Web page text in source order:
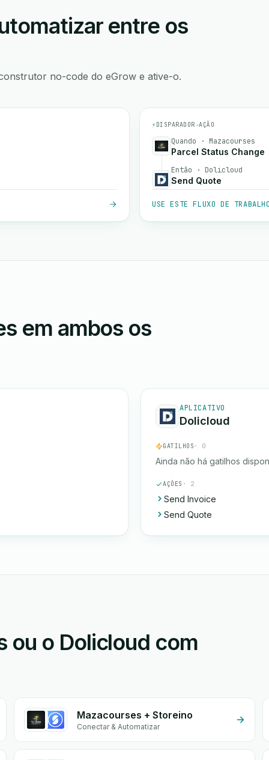
entre os
no-code do eGrow e ative-o.
⚡ DISPARADOR→AÇÃO
Quando · Mazacourses
Parcel Status Change
Então · Dolicloud
Send Quote
USE ESTE FLUXO DE
em ambos os
APLICATIVO
Dolicloud
GATILHOS · 0
Ainda não há gatilhos
AÇÕES · 2
Send Invoice
Send Quote
ou o Dolicloud com
Mazacourses + Storeino
Conectar & Automatizar